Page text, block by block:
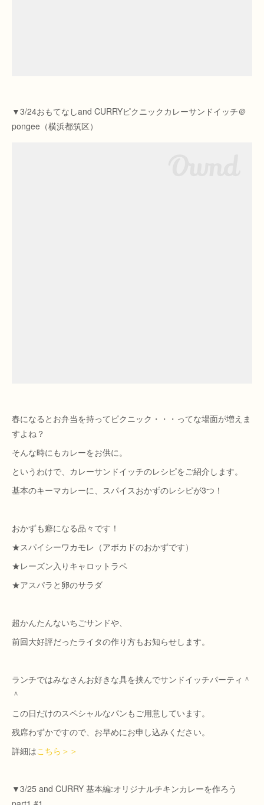
▼3/24おもてなしand CURRYピクニックカレーサンドイッチ＠
pongee（横浜都筑区）
春になるとお弁当を持ってピクニック・・・ってな場面が増えま
すよね？
そんな時にもカレーをお供に。
というわけで、カレーサンドイッチのレシピをご紹介します。
基本のキーマカレーに、スパイスおかずのレシピが3つ！
おかずも癖になる品々です！
★スパイシーワカモレ（アボカドのおかずです）
★レーズン入りキャロットラペ
★アスパラと卵のサラダ
超かんたんないちごサンドや、
前回大好評だったライタの作り方もお知らせします。
ランチではみなさんお好きな具を挟んでサンドイッチパーティ＾
＾
この日だけのスペシャルなパンもご用意しています。
残席わずかですので、お早めにお申し込みください。
詳細はこちら＞＞
▼3/25 and CURRY 基本編:オリジナルチキンカレーを作ろう